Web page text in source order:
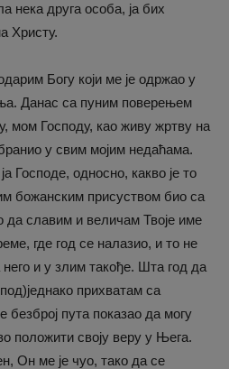
нека друга особа, ја бих
Христу.
Богу који ме је одржао у
Данас са пуним поверењем
мом Господу, као живу жртву на
у свим мојим недаћама.
Господе, односно, какво је то
божанским присуством био са
да славим и величам Твоје име
где год се налазио, и то не
и у злим такође. Шта год да
прихватам са
безброј пута показао да могу
положити своју веру у Њега.
Он ме је чуо, тако да се